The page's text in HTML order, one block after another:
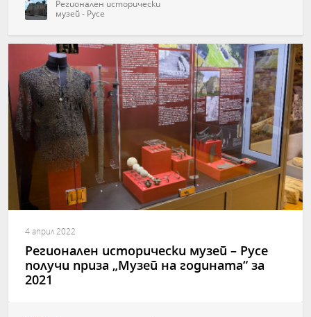
Регионален исторически
музей - Русе
4 април 2022
Регионален исторически музей – Русе
получи приза „Музей на годината“ за
2021